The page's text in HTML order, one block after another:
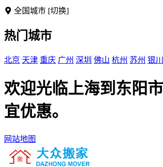
全国城市 [切换]
热门城市
北京 天津 重庆 广州 深圳 佛山 杭州 苏州 银川
欢迎光临上海到东阳
宜优惠。
网站地图